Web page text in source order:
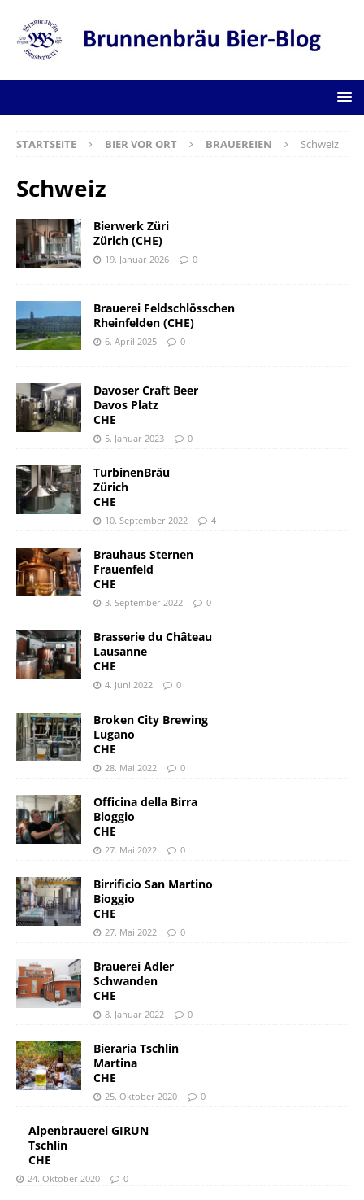
STARTSEITE BIER VOR ORT BRAUEREIEN Schweiz
Schweiz
Bierwerk Züri
Zürich (CHE)
19. Januar 2026 0
Brauerei Feldschlösschen
Rheinfelden (CHE)
6. April 2025 0
Davoser Craft Beer
Davos Platz
CHE
5. Januar 2023 0
TurbinenBräu
Zürich
CHE
10. September 2022 4
Brauhaus Sternen
Frauenfeld
CHE
3. September 2022 0
Brasserie du Château
Lausanne
CHE
4. Juni 2022 0
Broken City Brewing
Lugano
CHE
28. Mai 2022 0
Officina della Birra
Bioggio
CHE
27. Mai 2022 0
Birrificio San Martino
Bioggio
CHE
27. Mai 2022 0
Brauerei Adler
Schwanden
CHE
8. Januar 2022 0
Bieraria Tschlin
Martina
CHE
25. Oktober 2020 0
Alpenbrauerei GIRUN
Tschlin
CHE
24. Oktober 2020 0